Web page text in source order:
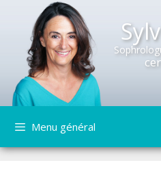
contenu
Menu général